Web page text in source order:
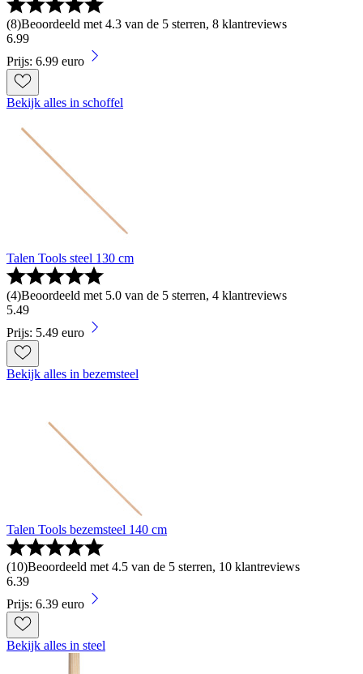
(8)Beoordeeld met 4.3 van de 5 sterren, 8 klantreviews
6.99
Prijs: 6.99 euro
Bekijk alles in schoffel
Talen Tools steel 130 cm
(4)Beoordeeld met 5.0 van de 5 sterren, 4 klantreviews
5.49
Prijs: 5.49 euro
Bekijk alles in bezemsteel
Talen Tools bezemsteel 140 cm
(10)Beoordeeld met 4.5 van de 5 sterren, 10 klantreviews
6.39
Prijs: 6.39 euro
Bekijk alles in steel